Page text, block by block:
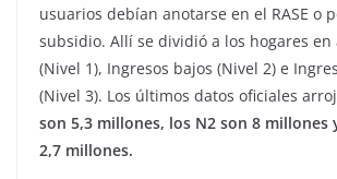
usuarios debían anotarse en el RASE o
subsidio. Allí se dividió a los hogares en
(Nivel 1), Ingresos bajos (Nivel 2) e
(Nivel 3). Los últimos datos oficiales
son 5,3 millones, los N2 son 8 millones
2,7 millones.